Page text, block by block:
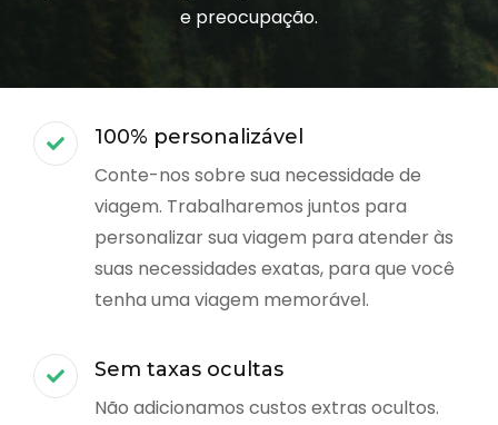
e preocupação.
100% personalizável
Conte-nos sobre sua necessidade de
viagem. Trabalharemos juntos para
personalizar sua viagem para atender às
suas necessidades exatas, para que você
tenha uma viagem memorável.
Sem taxas ocultas
Não adicionamos custos extras ocultos.